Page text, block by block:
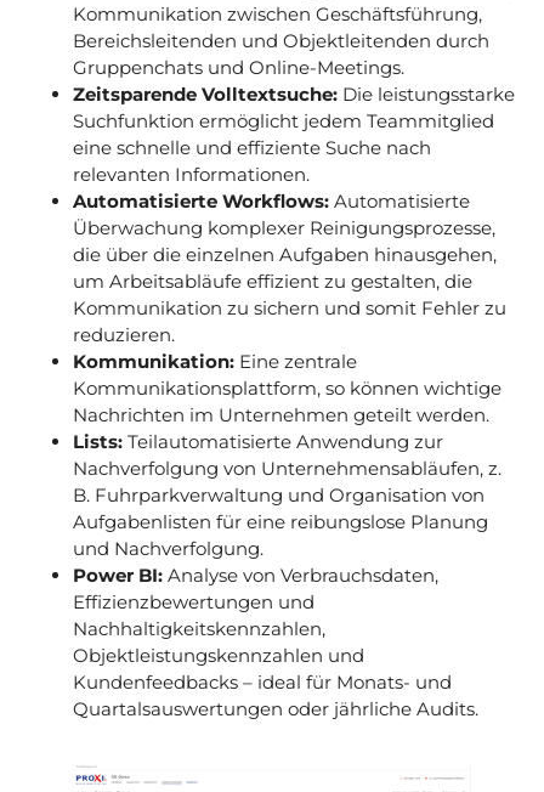
Kommunikation zwischen Geschäftsführung,
Bereichsleitenden und Objektleitenden durch
Gruppenchats und Online-Meetings.
Zeitsparende Volltextsuche: Die leistungsstarke
Suchfunktion ermöglicht jedem Teammitglied
eine schnelle und effiziente Suche nach
relevanten Informationen.
Automatisierte Workflows: Automatisierte
Überwachung komplexer Reinigungsprozesse,
die über die einzelnen Aufgaben hinausgehen,
um Arbeitsabläufe effizient zu gestalten, die
Kommunikation zu sichern und somit Fehler zu
reduzieren.
Kommunikation: Eine zentrale
Kommunikationsplattform, so können wichtige
Nachrichten im Unternehmen geteilt werden.
Lists: Teilautomatisierte Anwendung zur
Nachverfolgung von Unternehmensabläufen, z.
B. Fuhrparkverwaltung und Organisation von
Aufgabenlisten für eine reibungslose Planung
und Nachverfolgung.
Power BI: Analyse von Verbrauchsdaten,
Effizienzbewertungen und
Nachhaltigkeitskennzahlen,
Objektleistungskennzahlen und
Kundenfeedbacks – ideal für Monats- und
Quartalsauswertungen oder jährliche Audits.